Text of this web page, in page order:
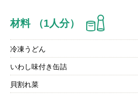
材料 （1人分）
冷凍うどん
いわし味付き缶詰
貝割れ菜